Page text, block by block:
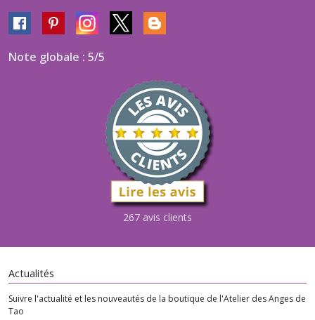
Note globale : 5/5
267 avis clients
Actualités
Suivre l'actualité et les nouveautés de la boutique de l'Atelier des Anges de
Tao